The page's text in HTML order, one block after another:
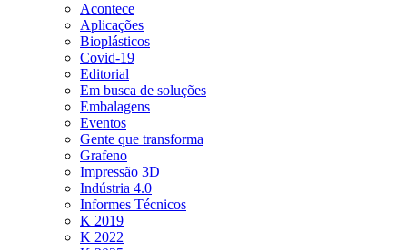
Acontece
Aplicações
Bioplásticos
Covid-19
Editorial
Em busca de soluções
Embalagens
Eventos
Gente que transforma
Grafeno
Impressão 3D
Indústria 4.0
Informes Técnicos
K 2019
K 2022